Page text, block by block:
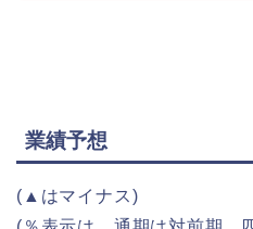
業績予想
(▲はマイナス)